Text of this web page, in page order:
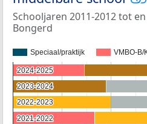
Schooljaren 2011-2012 tot
Bongerd
Speciaal/praktijk VMBO-B/
2024-2025
2024-2025
2023-2024
2023-2024
2022-2023
2022-2023
2021-2022
2021-2022